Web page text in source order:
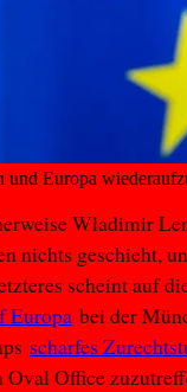
Europa
Wladimir
nichts geschieht,
scheint auf
Europa bei der
scharfes
Office